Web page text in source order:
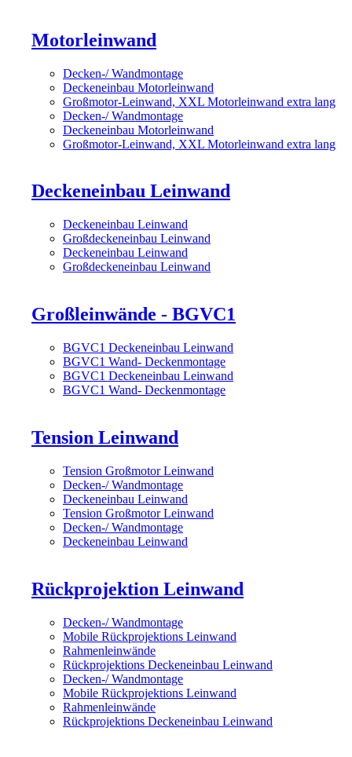
Motorleinwand
Decken-/ Wandmontage
Deckeneinbau Motorleinwand
Großmotor-Leinwand, XXL Motorleinwand extra lang
Decken-/ Wandmontage
Deckeneinbau Motorleinwand
Großmotor-Leinwand, XXL Motorleinwand extra lang
Deckeneinbau Leinwand
Deckeneinbau Leinwand
Großdeckeneinbau Leinwand
Deckeneinbau Leinwand
Großdeckeneinbau Leinwand
Großleinwände - BGVC1
BGVC1 Deckeneinbau Leinwand
BGVC1 Wand- Deckenmontage
BGVC1 Deckeneinbau Leinwand
BGVC1 Wand- Deckenmontage
Tension Leinwand
Tension Großmotor Leinwand
Decken-/ Wandmontage
Deckeneinbau Leinwand
Tension Großmotor Leinwand
Decken-/ Wandmontage
Deckeneinbau Leinwand
Rückprojektion Leinwand
Decken-/ Wandmontage
Mobile Rückprojektions Leinwand
Rahmenleinwände
Rückprojektions Deckeneinbau Leinwand
Decken-/ Wandmontage
Mobile Rückprojektions Leinwand
Rahmenleinwände
Rückprojektions Deckeneinbau Leinwand